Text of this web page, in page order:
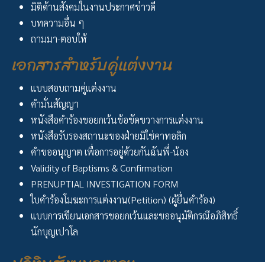
มิติด้านสังคมในงานประกาศข่าวดี
บทความอื่น ๆ
ถามมา-ตอบให้
เอกสารสำหรับคู่แต่งงาน
แบบสอบถามคู่แต่งงาน
คำมั่นสัญญา
หนังสือคำร้องขอยกเว้นข้อขัดขวางการแต่งงาน
หนังสือรับรองสถานะของฝ่ายมิใช่คาทอลิก
คำขออนุญาต เพื่อการอยู่ด้วยกันฉันพี่-น้อง
Validity of Baptisms & Confirmation
PRENUPTIAL INVESTIGATION FORM
ใบคำร้องโมฆะการแต่งงาน(Petition) (ผู้ยื่นคำร้อง)
แบบการเขียนเอกสารขอยกเว้นและขออนุมัติกรณีอภิสิทธิ์
นักบุญเปาโล